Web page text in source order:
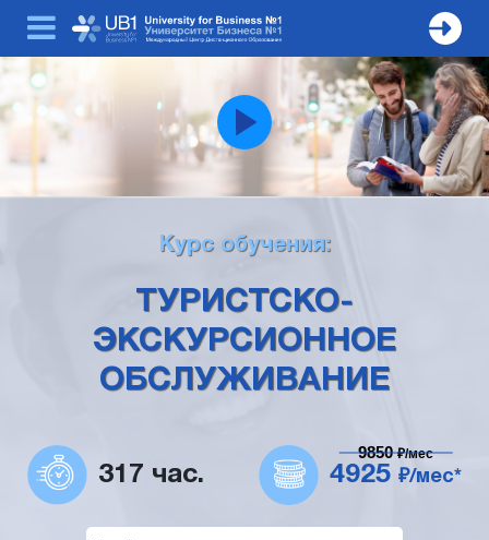
Курс обучения:
ТУРИСТСКО-
ЭКСКУРСИОННОЕ
ОБСЛУЖИВАНИЕ
317 час. 4925 ₽/мес*
9850₽/мес